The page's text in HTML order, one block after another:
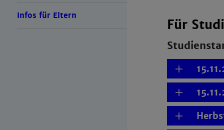
Infos für Eltern
Für